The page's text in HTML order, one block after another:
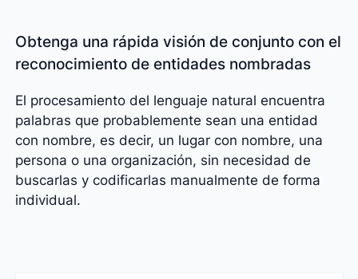
Obtenga una rápida visión de conjunto con el
reconocimiento de entidades nombradas
El procesamiento del lenguaje natural encuentra
palabras que probablemente sean una entidad
con nombre, es decir, un lugar con nombre, una
persona o una organización, sin necesidad de
buscarlas y codificarlas manualmente de forma
individual.